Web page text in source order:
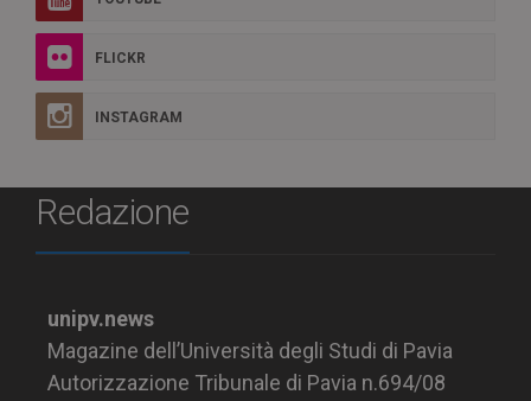
FLICKR
INSTAGRAM
Redazione
unipv.news
Magazine dell’Università degli Studi di Pavia
Autorizzazione Tribunale di Pavia n.694/08